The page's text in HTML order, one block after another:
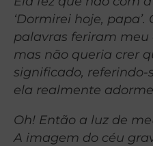
‘Dormirei hoje, papa’.
palavras feriram meu
mas não queria crer
significado, referindo-
ela realmente
Oh! Então a luz de
A imagem do céu